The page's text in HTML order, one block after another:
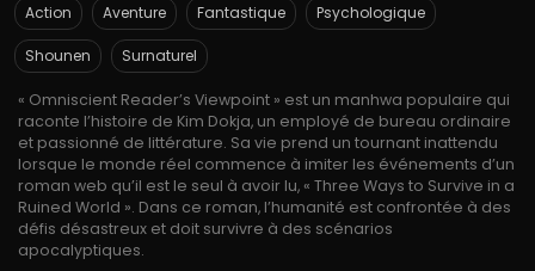
Action Aventure Fantastique Psychologique
Shounen Surnaturel
« Omniscient Reader’s Viewpoint » est un manhwa populaire qui
raconte l’histoire de Kim Dokja, un employé de bureau ordinaire
et passionné de littérature. Sa vie prend un tournant inattendu
lorsque le monde réel commence à imiter les événements d’un
roman web qu’il est le seul à avoir lu, « Three Ways to Survive in a
Ruined World ». Dans ce roman, l’humanité est confrontée à des
défis désastreux et doit survivre à des scénarios
apocalyptiques.